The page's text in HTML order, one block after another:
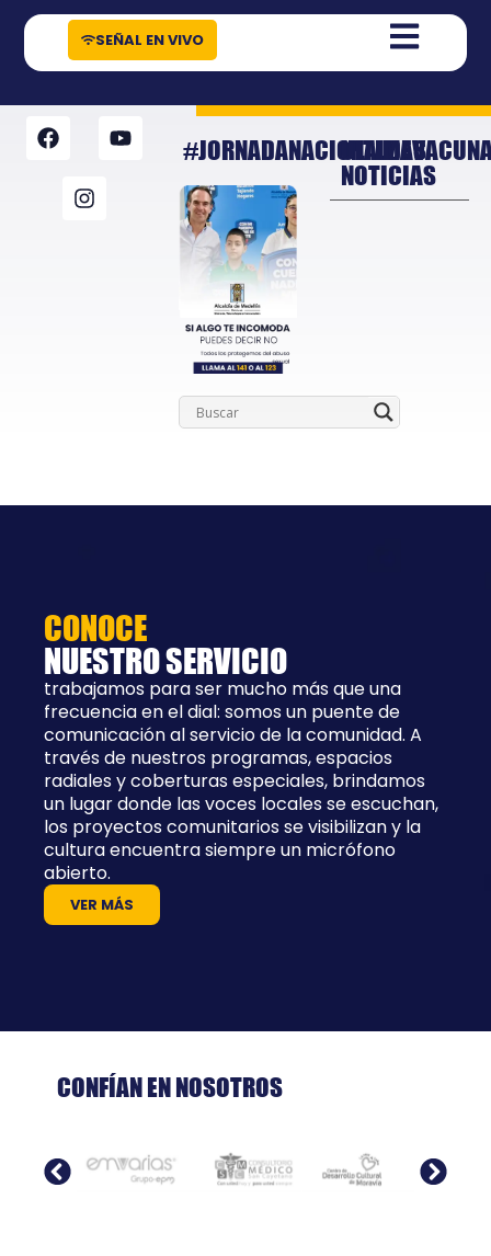
contenido
SEÑAL EN VIVO
ULTIMAS
NOTICIAS
CONOCE
NUESTRO SERVICIO
trabajamos para ser mucho más que una
frecuencia en el dial: somos un puente de
comunicación al servicio de la comunidad. A
través de nuestros programas, espacios
radiales y coberturas especiales, brindamos
un lugar donde las voces locales se escuchan,
los proyectos comunitarios se visibilizan y la
cultura encuentra siempre un micrófono
abierto.
VER MÁS
CONFÍAN EN NOSOTROS